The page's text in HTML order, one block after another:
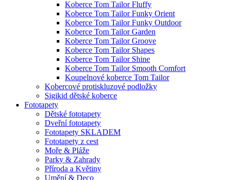
Koberce Tom Tailor Fluffy
Koberce Tom Tailor Funky Orient
Koberce Tom Tailor Funky Outdoor
Koberce Tom Tailor Garden
Koberce Tom Tailor Groove
Koberce Tom Tailor Shapes
Koberce Tom Tailor Shine
Koberce Tom Tailor Smooth Comfort
Koupelnové koberce Tom Tailor
Kobercové protiskluzové podložky
Sigikid dětské koberce
Fototapety
Dětské fototapety
Dveřní fototapety
Fototapety SKLADEM
Fototapety z cest
Moře & Pláže
Parky & Zahrady
Příroda a Květiny
Umění & Deco